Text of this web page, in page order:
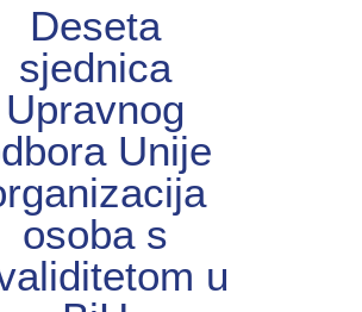
Deseta
sjednica
Upravnog
Unije
osoba s
u